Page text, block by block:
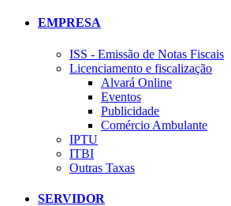
EMPRESA
ISS - Emissão de Notas Fiscais
Licenciamento e fiscalização
Alvará Online
Eventos
Publicidade
Comércio Ambulante
IPTU
ITBI
Outras Taxas
SERVIDOR